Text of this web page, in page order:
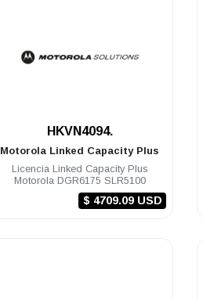
HKVN4094.
Motorola Linked Capacity Plus
Licencia Linked Capacity Plus
Motorola DGR6175 SLR5100
$ 4709.09 USD